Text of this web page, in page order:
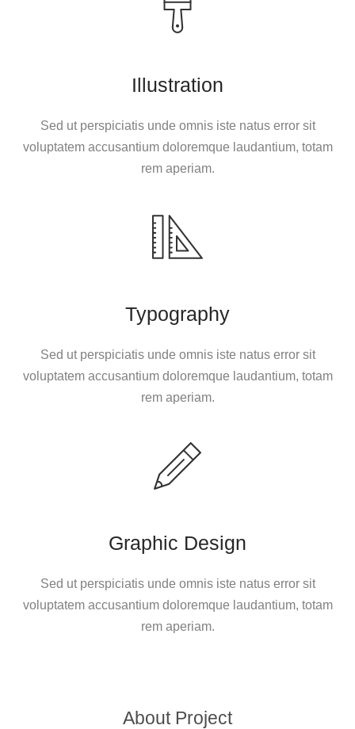
Illustration
Sed ut perspiciatis unde omnis iste natus error sit
voluptatem accusantium doloremque laudantium, totam
rem aperiam.
Typography
Sed ut perspiciatis unde omnis iste natus error sit
voluptatem accusantium doloremque laudantium, totam
rem aperiam.
Graphic Design
Sed ut perspiciatis unde omnis iste natus error sit
voluptatem accusantium doloremque laudantium, totam
rem aperiam.
About Project